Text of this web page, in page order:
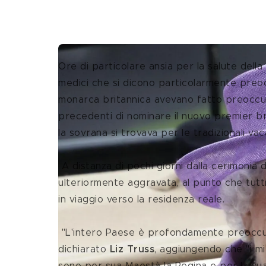
Ore di particolare ansia per la salute della
medici che si dicono particolarmente
monarca britannica avevano fatto
precedenti di nominare il nuovo premier
la sovrana si trovava per le tradizionali
ulteriormente aggravata, al punto che
in viaggio verso la residenza reale.
dichiarato
Liz Truss, aggiungendo che "i